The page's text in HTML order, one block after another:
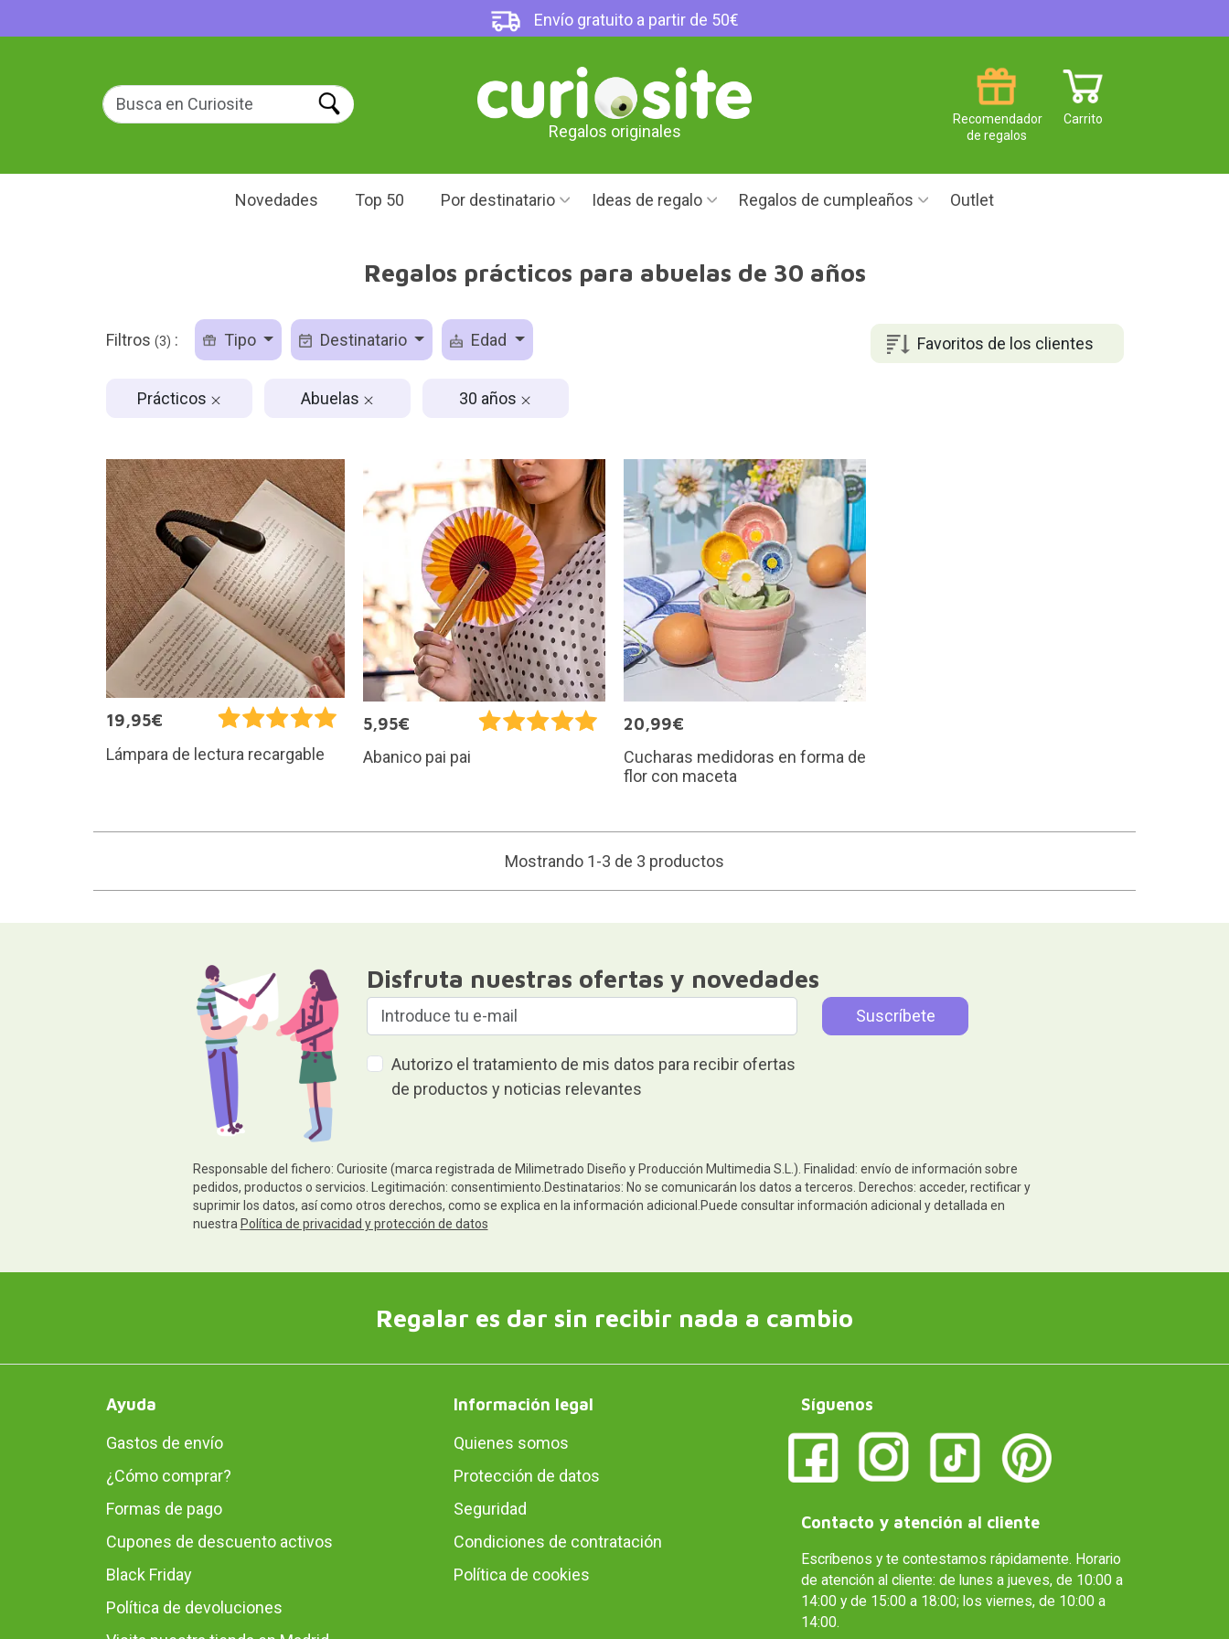
Envío gratuito a partir de 50€
Regalos originales
Carrito
Recomendador
de regalos
Novedades Top 50 Por destinatario Ideas de regalo Regalos de cumpleaños Outlet
Regalos prácticos para abuelas de 30 años
Favoritos de los clientes
Filtros (3) : Tipo Destinatario Edad
Prácticos Abuelas 30 años
19,95€
Lámpara de lectura recargable
5,95€
Abanico pai pai
20,99€
Cucharas medidoras en forma de
flor con maceta
Mostrando 1-3 de 3 productos
Disfruta nuestras ofertas y novedades
Autorizo el tratamiento de mis datos para recibir ofertas
de productos y noticias relevantes
Responsable del fichero: Curiosite (marca registrada de Milimetrado Diseño y Producción Multimedia S.L.). Finalidad: envío de información sobre
pedidos, productos o servicios. Legitimación: consentimiento.Destinatarios: No se comunicarán los datos a terceros. Derechos: acceder, rectificar y
suprimir los datos, así como otros derechos, como se explica en la información adicional.Puede consultar información adicional y detallada en
nuestra Política de privacidad y protección de datos
Regalar es dar sin recibir nada a cambio
Ayuda
Gastos de envío
¿Cómo comprar?
Formas de pago
Cupones de descuento activos
Black Friday
Política de devoluciones
Información legal
Quienes somos
Protección de datos
Seguridad
Condiciones de contratación
Política de cookies
Síguenos
Contacto y atención al cliente
Escríbenos y te contestamos rápidamente. Horario
de atención al cliente: de lunes a jueves, de 10:00 a
14:00 y de 15:00 a 18:00; los viernes, de 10:00 a
14:00.